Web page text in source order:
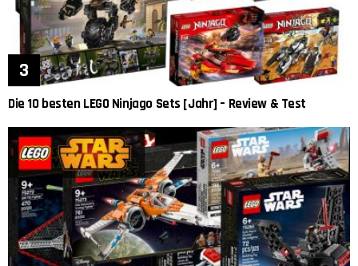
Die 10 besten LEGO Ninjago Sets [Jahr] – Review & Test